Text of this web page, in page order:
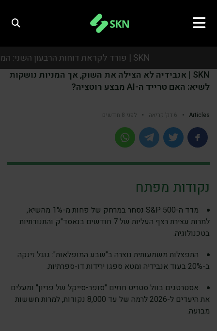
SKN | פורד לקראת דוחות הרבעון השני: המשקיעים יתמקדו ברווחיות, באסטרטגיית הרכב החשמלי ובתחזית לשנה
SKN | פורד לקראת דוחות הרבעון השני: המשקיעים יתמקדו ברווחיות, באסטרטגיית הרכב החשמלי ובתחזית לשנה
SKN | אנבידיה לא הצילה את השוק, אך המניות נושקות
לשיא: האם טרייד ה-AI מבצע רוטציה?
Articles
• 6 דק’ קריאה • לפני 8 חודשים
נקודות מפתח
מדד ה-S&P 500 נסחר במרחק של פחות מ-1% מהשיא,
למרות עצירת רצף העליות של 7 חודשים בנאסד"ק והתנודתיות
בטכנולוגיה.
התפצלות משמעותית נוצרה ב"שבע המופלאות": גוגל זינקה
ב-20% בעוד אנבידיה ומטא ספגו ירידות דו-ספרתיות.
אסטרטגים בוול סטריט חוזים "סופר-סייקל של פריון" ומעלים
את היעדים ל-2026 לרמה של עד 8,000 נקודות, למרות חששות
מבועה.